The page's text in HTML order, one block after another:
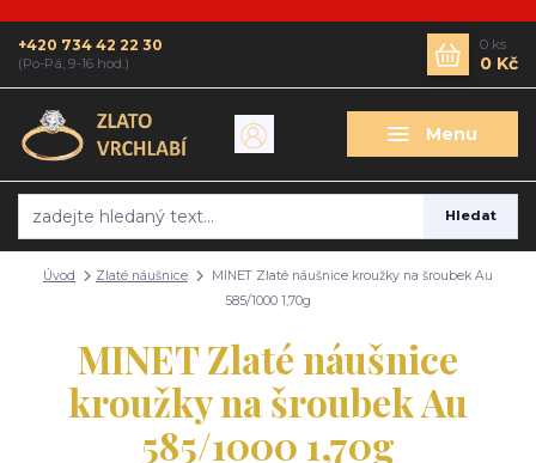
Menu
Hledat
+420 734 42 22 30
(Po-Pá, 9-16 hod.)
0 ks
0 Kč
Úvod Zlaté náušnice
MINET Zlaté náušnice kroužky na šroubek Au
585/1000 1,70g
MINET Zlaté náušnice
kroužky na šroubek Au
585/1000 1,70g